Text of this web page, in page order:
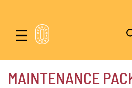
MAINTENANCE